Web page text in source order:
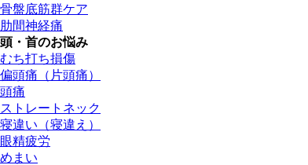
骨盤底筋群ケア
肋間神経痛
頭・首のお悩み
むち打ち損傷
偏頭痛（片頭痛）
頭痛
ストレートネック
寝違い（寝違え）
眼精疲労
めまい